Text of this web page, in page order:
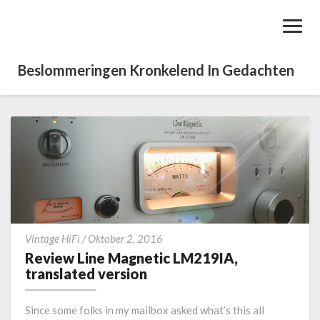
Beslommeringen Kronkelend In Gedachten
Vintage HiFi /Oktober 2, 2016
e
w
Review Line Magnetic LM219IA,
translated version
Since some folks in my mailbox asked what’s this all